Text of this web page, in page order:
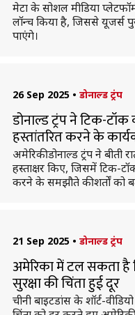
मेटा के सोशल मीडिया
लॉन्च किया है, जिससे यूजर्स
पाएंगे।
26 Sep 2025 • डोनाल्ड ट्रंप
डोनाल्ड ट्रंप ने टिक-
हस्तांतरित करने के
अमेरिकी डोनाल्ड ट्रंप ने
हस्ताक्षर किए, जिसमें टिक-
करने के समझौते की शर्तों को
21 Sep 2025 • डोनाल्ड ट्रंप
अमेरिका में टल सकता है
सुरक्षा की चिंता हुई दूर
चीनी बाइटडांस के शॉर्ट-